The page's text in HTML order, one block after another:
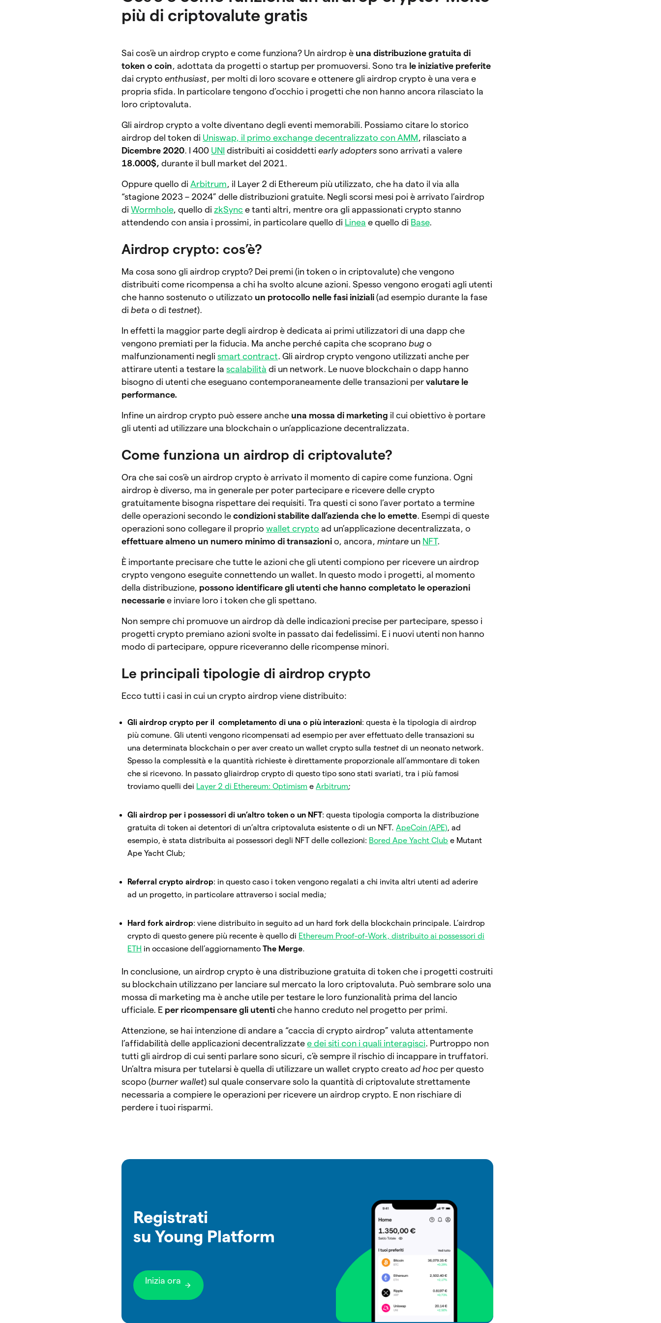
più di criptovalute gratis
Sai cos’è un airdrop crypto e come funziona? Un airdrop è una distribuzione gratuita di
token o coin , adottata da progetti o startup per promuoversi. Sono tra le iniziative preferite
dai cryptoenthusiast , per molti di loro scovare e ottenere gli airdrop crypto è una vera e
propria sfida. In particolare tengono d’occhio i progetti che non hanno ancora rilasciato la
loro criptovaluta.
Gli airdrop crypto a volte diventano degli eventi memorabili. Possiamo citare lo storico
airdrop del token di Uniswap, il primo exchange decentralizzato con AMM , rilasciato a
Dicembre 2020 . I 400 UNI distribuiti ai cosiddettiearly adopters sono arrivati a valere
18.000$, durante il bull market del 2021.
Oppure quello di Arbitrum , il Layer 2 di Ethereum più utilizzato, che ha dato il via alla
“stagione 2023 – 2024” delle distribuzioni gratuite. Negli scorsi mesi poi è arrivato l’airdrop
diWormhole, quello di zkSync e tanti altri, mentre ora gli appassionati crypto stanno
attendendo con ansia i prossimi, in particolare quello di Linea e quello di Base.
Airdrop crypto: cos’è?
Ma cosa sono gli airdrop crypto? Dei premi (in token o in criptovalute) che vengono
distribuiti come ricompensa a chi ha svolto alcune azioni. Spesso vengono erogati agli utenti
che hanno sostenuto o utilizzato un protocollo nelle fasi iniziali (ad esempio durante la fase
di beta o di testnet).
In effetti la maggior parte degli airdrop è dedicata ai primi utilizzatori di una dapp che
vengono premiati per la fiducia. Ma anche perché capita che scoprano bug o
malfunzionamenti neglismart contract . Gli airdrop crypto vengono utilizzati anche per
attirare utenti a testare lascalabilità di un network. Le nuove blockchain o dapp hanno
bisogno di utenti che eseguano contemporaneamente delle transazioni pervalutare le
performance.
Infine un airdrop crypto può essere anche una mossa di marketing il cui obiettivo è portare
gli utenti ad utilizzare una blockchain o un’applicazione decentralizzata.
Come funziona un airdrop di criptovalute?
Ora che sai cos’è un airdrop crypto è arrivato il momento di capire come funziona. Ogni
airdrop è diverso, ma in generale per poter partecipare e ricevere delle crypto
gratuitamente bisogna rispettare dei requisiti. Tra questi ci sono l’aver portato a termine
delle operazioni secondo lecondizioni stabilite dall’azienda che lo emette . Esempi di queste
operazioni sono collegare il propriowallet crypto ad un’applicazione decentralizzata, o
effettuare almeno un numero minimo di transazioni o, ancora, mintare un NFT.
È importante precisare che tutte le azioni che gli utenti compiono per ricevere un airdrop
crypto vengono eseguite connettendo un wallet. In questo modo i progetti, al momento
della distribuzione, possono identificare gli utenti che hanno completato le operazioni
necessarie e inviare loro i token che gli spettano.
Non sempre chi promuove un airdrop dà delle indicazioni precise per partecipare, spesso i
progetti crypto premiano azioni svolte in passato dai fedelissimi. E i nuovi utenti non hanno
modo di partecipare, oppure riceveranno delle ricompense minori.
Le principali tipologie di airdrop crypto
Ecco tutti i casi in cui un crypto airdrop viene distribuito:
Gli airdrop crypto per il completamento di una o più interazioni: questa è la tipologia di airdrop
più comune. Gli utenti vengono ricompensati ad esempio per aver effettuato delle transazioni su
una determinata blockchain o per aver creato un wallet crypto sullatestnet di un neonato network.
Spesso la complessità e la quantità richieste è direttamente proporzionale all’ammontare di token
che si ricevono. In passato gliairdrop crypto di questo tipo sono stati svariati, tra i più famosi
troviamo quelli dei Layer 2 di Ethereum: Optimism eArbitrum;
Gli airdrop per i possessori di un’altro token o un NFT: questa tipologia comporta la distribuzione
gratuita di token ai detentori di un’altra criptovaluta esistente o di un NFT.ApeCoin (APE), ad
esempio, è stata distribuita ai possessori degli NFT delle collezioni: Bored Ape Yacht Club e Mutant
Ape Yacht Club;
Referralcrypto airdrop: in questo caso i token vengono regalati a chi invita altri utenti ad aderire
ad un progetto, in particolare attraverso i social media;
Hard fork airdrop: viene distribuito in seguito ad un hard fork della blockchain principale. L’airdrop
crypto di questo genere più recente è quello di Ethereum Proof-of-Work, distribuito ai possessori di
ETH in occasione dell’aggiornamentoThe Merge.
In conclusione, un airdrop crypto è una distribuzione gratuita di token che i progetti costruiti
su blockchain utilizzano per lanciare sul mercato la loro criptovaluta. Può sembrare solo una
mossa di marketing ma è anche utile per testare le loro funzionalità prima del lancio
ufficiale. E per ricompensare gli utenti che hanno creduto nel progetto per primi.
Attenzione, se hai intenzione di andare a “caccia di crypto airdrop” valuta attentamente
l’affidabilità delle applicazioni decentralizzatee dei siti con i quali interagisci . Purtroppo non
tutti gli airdrop di cui senti parlare sono sicuri, c’è sempre il rischio di incappare in truffatori.
Un’altra misura per tutelarsi è quella di utilizzare un wallet crypto creatoad hoc per questo
scopo (burner wallet) sul quale conservare solo la quantità di criptovalute strettamente
necessaria a compiere le operazioni per ricevere un airdrop crypto. E non rischiare di
perdere i tuoi risparmi.
Registrati
su Young Platform
Inizia ora